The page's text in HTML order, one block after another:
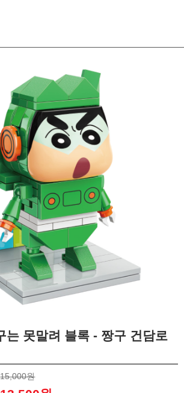
못말려 블록 - 짱구 건담로
15,000원